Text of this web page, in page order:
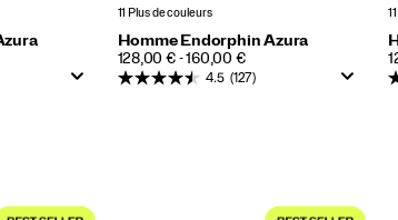
11 Plus de couleurs
Homme Endorphin Azura
PRICE
128,00 € - 160,00 €
4.5 (127)